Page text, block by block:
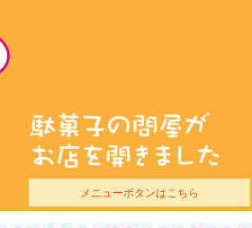
メニューボタンはこちら